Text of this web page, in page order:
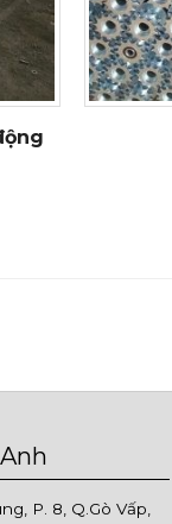
P. 8, Q.Gò Vấp,